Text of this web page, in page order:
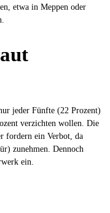
etwa in Meppen oder
jeder Fünfte (22 Prozent)
verzichten wollen. Die
fordern ein Verbot, da
zunehmen. Dennoch
ein.